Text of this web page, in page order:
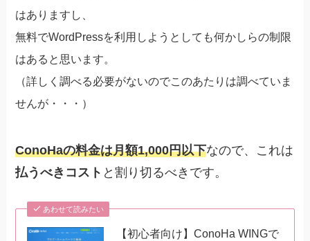
はありますし、
無料でWordPressを利用しようとしても何かしらの制限
はあると思います。
（詳しく調べる必要がないのでこのあたりは調べていま
せんが・・・）
ConoHaの料金は月額1,000円以下なので、これは
払うべきコスト と割り切るべきです。
あわせて読みたい
【初心者向け】ConoHa WINGで